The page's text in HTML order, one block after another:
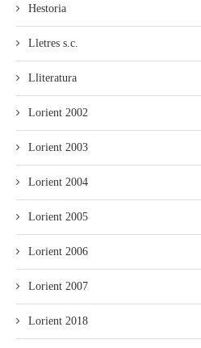
Hestoria
Lletres s.c.
Lliteratura
Lorient 2002
Lorient 2003
Lorient 2004
Lorient 2005
Lorient 2006
Lorient 2007
Lorient 2018